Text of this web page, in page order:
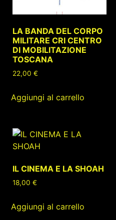
LA BANDA DEL CORPO
MILITARE CRI CENTRO
DI MOBILITAZIONE
TOSCANA
22,00€
Aggiungi al carrello
IL CINEMA E LA SHOAH
18,00€
Aggiungi al carrello